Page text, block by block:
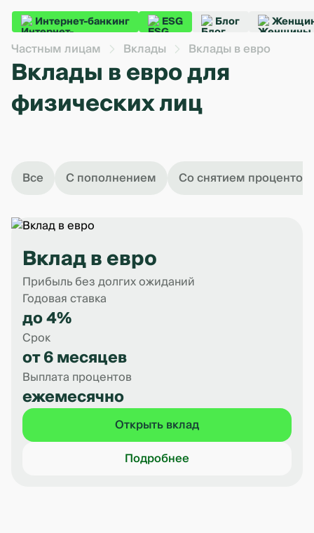
Интернет-банкинг ESG Блог
Частным лицам Вклады Вклады в евро
Вклады в евро для
физических лиц
Все С пополнением Со снятием процентов
Вклад в евро
Прибыль без долгих ожиданий
Годовая ставка
до 4%
Срок
от 6 месяцев
Выплата процентов
ежемесячно
Открыть вклад
Подробнее